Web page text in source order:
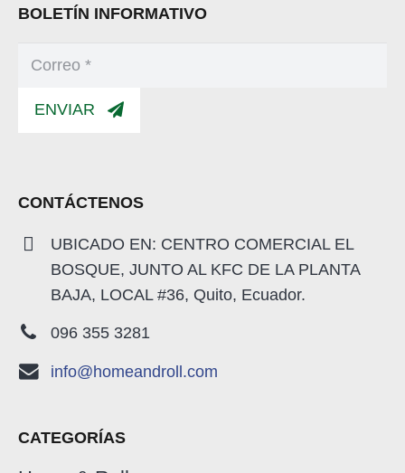
BOLETÍN INFORMATIVO
ENVIAR
CONTÁCTENOS
UBICADO EN: CENTRO COMERCIAL EL
BOSQUE, JUNTO AL KFC DE LA PLANTA
BAJA, LOCAL #36, Quito, Ecuador.
096 355 3281
info@homeandroll.com
CATEGORÍAS